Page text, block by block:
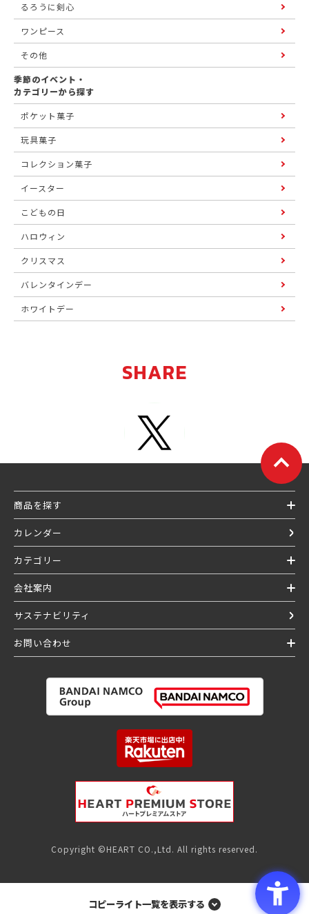
るろうに剣心
ワンピース
その他
季節のイベント・
カテゴリーから探す
ポケット菓子
玩具菓子
コレクション菓子
イースター
こどもの日
ハロウィン
クリスマス
バレンタインデー
ホワイトデー
SHARE
商品を探す
カレンダー
カテゴリー
会社案内
サステナビリティ
お問い合わせ
Copyright ©HEART CO.,Ltd. All rights reserved.
コピーライト一覧を表示する